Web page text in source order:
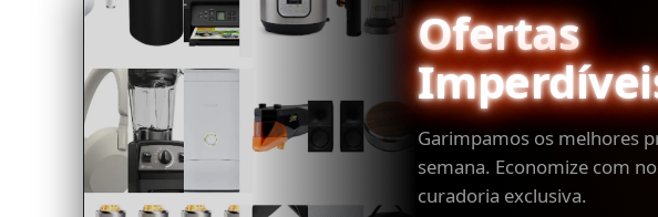
Ofertas
Garimpamos os melhores
semana. Economize com
curadoria exclusiva.